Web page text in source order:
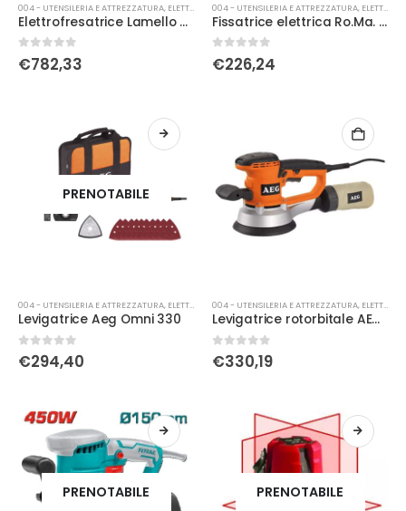
004 - UTENSILERIA E ATTREZZATURA, ELETTRICA
Elettrofresatrice Lamello Classic X
0Su 5
€782,33
004 - UTENSILERIA E ATTREZZATURA, ELETTRICA
Fissatrice elettrica Ro.Ma. serie LKT 120
0Su 5
€226,24
PRENOTABILE
004 - UTENSILERIA E ATTREZZATURA, ELETTRICA
Levigatrice Aeg Omni 330
0Su 5
€294,40
004 - UTENSILERIA E ATTREZZATURA, ELETTRICA
Levigatrice rotorbitale AEG EX 150 Es
0Su 5
€330,19
PRENOTABILE PRENOTABILE